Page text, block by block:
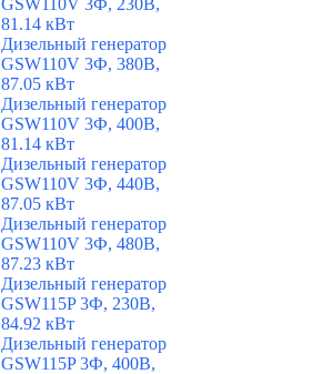
GSW110V 3Ф, 230В,
81.14 кВт
Дизельный генератор
GSW110V 3Ф, 380В,
87.05 кВт
Дизельный генератор
GSW110V 3Ф, 400В,
81.14 кВт
Дизельный генератор
GSW110V 3Ф, 440В,
87.05 кВт
Дизельный генератор
GSW110V 3Ф, 480В,
87.23 кВт
Дизельный генератор
GSW115P 3Ф, 230В,
84.92 кВт
Дизельный генератор
GSW115P 3Ф, 400В,